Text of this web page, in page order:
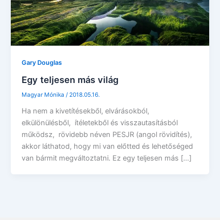
Gary Douglas
Egy teljesen más világ
Magyar Mónika / 2018.05.16.
Ha nem a kivetítésekből, elvárásokból,
elkülönülésből, ítéletekből és visszautasításból
működsz, rövidebb néven PESJR (angol rövidítés),
akkor láthatod, hogy mi van előtted és lehetőséged
van bármit megváltoztatni. Ez egy teljesen más […]